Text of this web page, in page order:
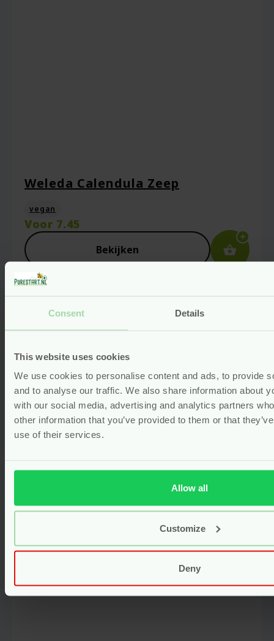
Consent Details
This website uses cookies
We use cookies to personalise content and ads, to provide
and to analyse our traffic. We also share information about
with our social media, advertising and analytics partners
other information that you’ve provided to them or that
use of their services.
Allow all
Customize
Deny
Weleda Calendula Zeep
vegan
Voor 7.45
Bekijken
Mama Care Douchegel – 200 ml –